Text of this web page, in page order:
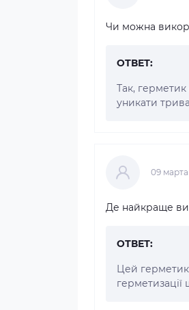
Чи можна
ОТВЕТ:
Так,
уникати
09
Де найкраще
ОТВЕТ:
Цей герметик
герметизації